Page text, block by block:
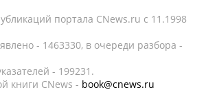
портала CNews.ru c 11.1998
- 1463330, в очереди разбора -
- 199231.
книги CNews - book@cnews.ru